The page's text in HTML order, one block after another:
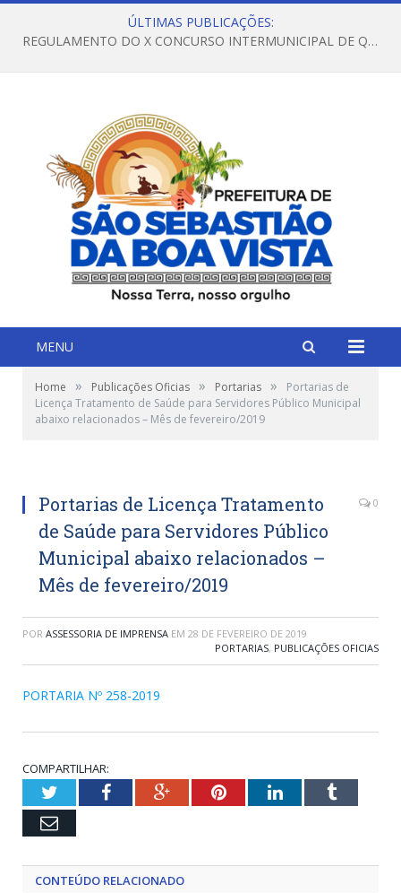
ÚLTIMAS PUBLICAÇÕES:
REGULAMENTO DO X CONCURSO INTERMUNICIPAL DE QUADRILHAS JUNINAS – 2026 – ARRAIÁ DA VENEZA
MENU
Home » Publicações Oficias » Portarias »
Portarias de
Licença Tratamento de Saúde para Servidores Público Municipal
abaixo relacionados – Mês de fevereiro/2019
Portarias de Licença Tratamento
de Saúde para Servidores Público
Municipal abaixo relacionados –
Mês de fevereiro/2019
0
POR ASSESSORIA DE IMPRENSA EM 28 DE FEVEREIRO DE 2019
PORTARIAS, PUBLICAÇÕES OFICIAS
PORTARIA Nº 258-2019
COMPARTILHAR:
TwitterFacebookGoogle+PinterestLinkedInTumblr
Email
CONTEÚDO RELACIONADO